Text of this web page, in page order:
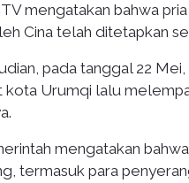
mengatakan bahwa
Cina telah ditetapkan
pada tanggal 22
kota Urumqi lalu
mengatakan
termasuk para